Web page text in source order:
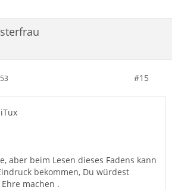
#15
aber beim Lesen dieses Fadens kann
bekommen, Du würdest
machen .